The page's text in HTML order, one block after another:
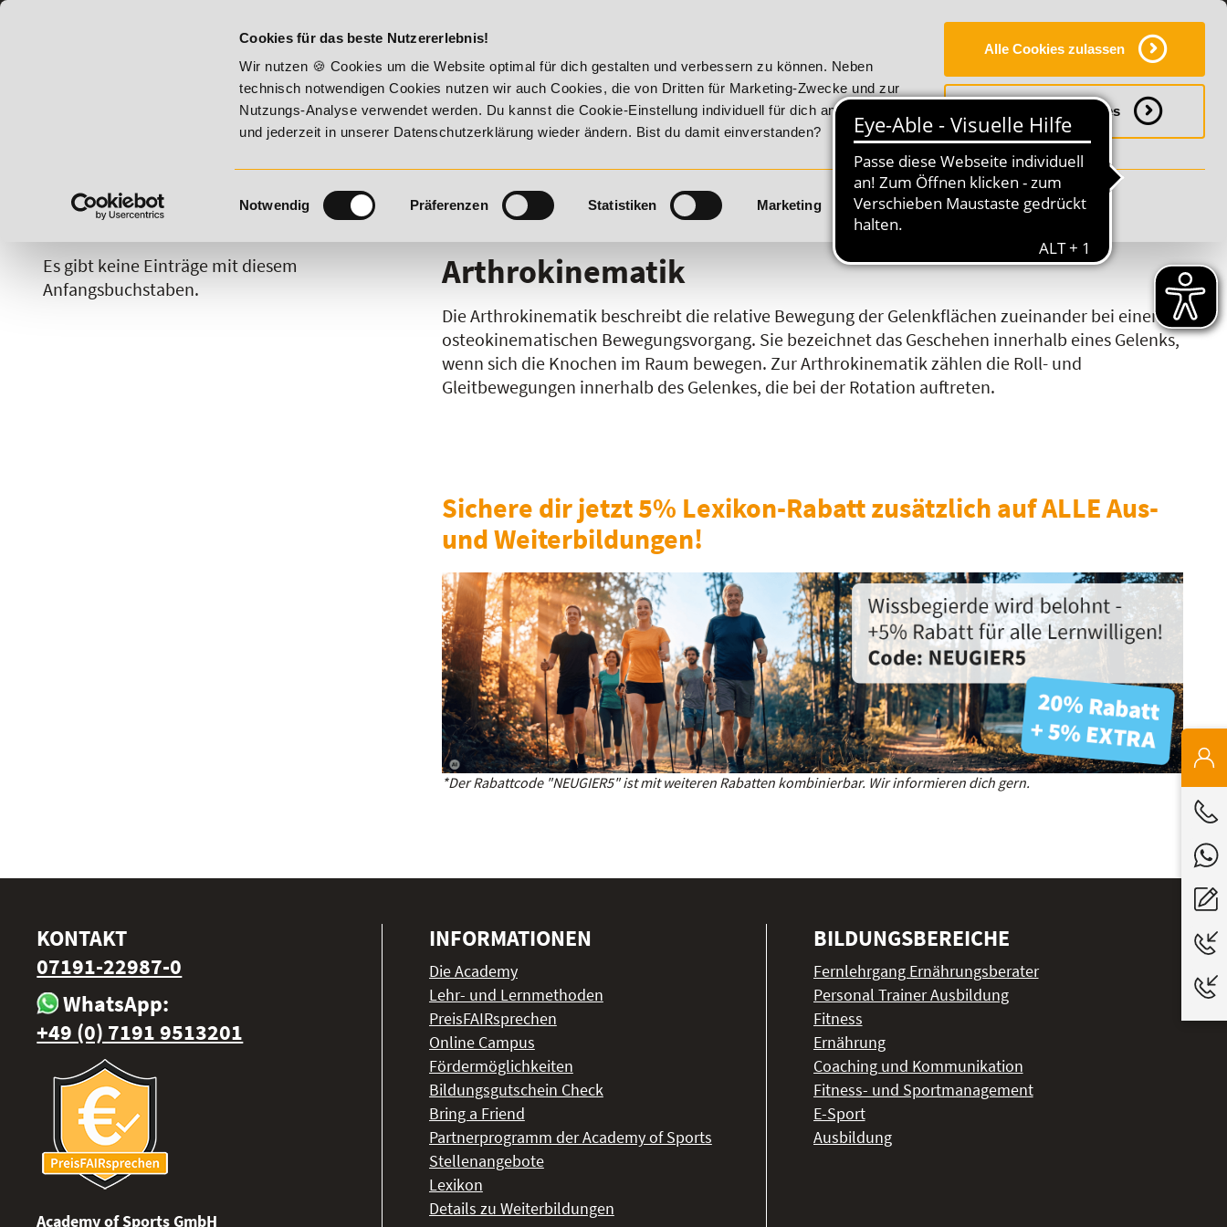
Cookies für das beste Nutzererlebnis!
Wir nutzen 🍪 Cookies um die Website optimal für dich gestalten und verbessern zu können. Neben
technisch notwendigen Cookies nutzen wir auch Cookies, die von Dritten für Marketing-Zwecke und zur
Nutzungs-Analyse verwendet werden. Du kannst die Cookie-Einstellung individuell für dich anpassen
und jederzeit in unserer Datenschutzerklärung wieder ändern. Bist du damit einverstanden?
Einwilligungsauswahl
Notwendig Präferenzen Statistiken Marketing Details anzeigen
Alle Cookies zulassen
Notwendige Cookies
KONTAKT FAQ ONLINE-CAMPUS
20% Rabatt bis 17. August 2026 - Summer Vitality! 20% Rabatt bis 17. August 2026 - Summer Vitality! 20% Rabatt bis 17. August 2026 - Summer
B C G H K L O P S T
Arthrokinematik
Die Arthrokinematik beschreibt die relative Bewegung der Gelenkflächen zueinander bei einem
osteokinematischen Bewegungsvorgang. Sie bezeichnet das Geschehen innerhalb eines Gelenks,
wenn sich die Knochen im Raum bewegen. Zur Arthrokinematik zählen die Roll- und
Gleitbewegungen innerhalb des Gelenkes, die bei der Rotation auftreten.
Sichere dir jetzt 5% Lexikon-Rabatt zusätzlich auf ALLE Aus-
und Weiterbildungen!
*Der Rabattcode "NEUGIER5" ist mit weiteren Rabatten kombinierbar. Wir informieren dich gern.
Es gibt keine Einträge mit diesem
Anfangsbuchstaben.
KONTAKT
07191-22987-0
WhatsApp:
+49 (0) 7191 9513201
Academy of Sports GmbH
INFORMATIONEN
Die Academy
Lehr- und Lernmethoden
PreisFAIRsprechen
Online Campus
Fördermöglichkeiten
Bildungsgutschein Check
Bring a Friend
Partnerprogramm der Academy of Sports
Stellenangebote
Lexikon
Details zu Weiterbildungen
BILDUNGSBEREICHE
Fernlehrgang Ernährungsberater
Personal Trainer Ausbildung
Fitness
Ernährung
Coaching und Kommunikation
Fitness- und Sportmanagement
E-Sport
Ausbildung